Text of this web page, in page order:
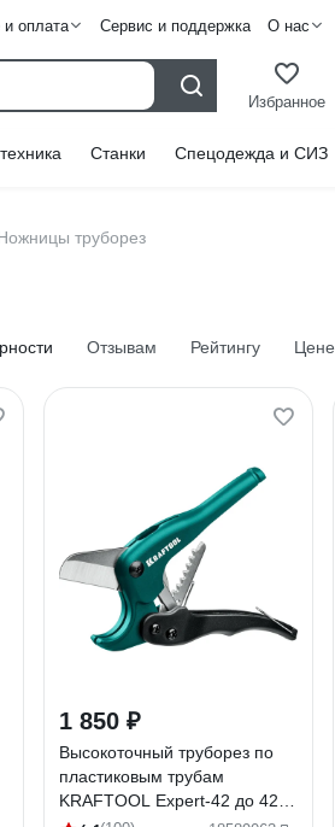
и оплата Сервис и поддержка О нас
Избранное
Станки Спецодежда и СИЗ
труборез
Отзывам Рейтингу Цене
1 850 ₽
Высокоточный труборез по
пластиковым трубам
KRAFTOOL Expert-42 до 42